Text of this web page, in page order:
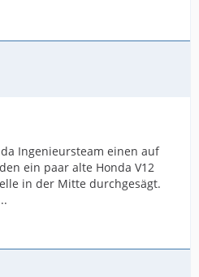
Ingenieursteam einen auf
ein paar alte Honda V12
in der Mitte durchgesägt.